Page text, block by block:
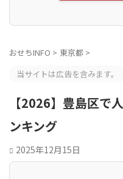
おせちINFO > 東京都 >
当サイトは広告を含みます。
【2026】豊島区で
ンキング
2025年12月15日